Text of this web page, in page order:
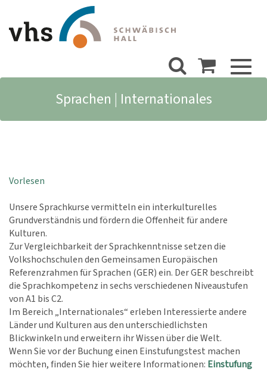
Sprachen | Internationales
Vorlesen
Unsere Sprachkurse vermitteln ein interkulturelles
Grundverständnis und fördern die Offenheit für andere
Kulturen.
Zur Vergleichbarkeit der Sprachkenntnisse setzen die
Volkshochschulen den Gemeinsamen Europäischen
Referenzrahmen für Sprachen (GER) ein. Der GER beschreibt
die Sprachkompetenz in sechs verschiedenen Niveaustufen
von A1 bis C2.
Im Bereich „Internationales“ erleben Interessierte andere
Länder und Kulturen aus den unterschiedlichsten
Blickwinkeln und erweitern ihr Wissen über die Welt.
Wenn Sie vor der Buchung einen Einstufungstest machen
möchten, finden Sie hier weitere Informationen: Einstufung